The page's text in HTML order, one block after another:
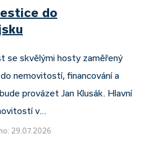
do
se skvělými hosty zaměřený
nemovitostí, financování a
provázet Jan Klusák. Hlavní
v…
29.07.2026